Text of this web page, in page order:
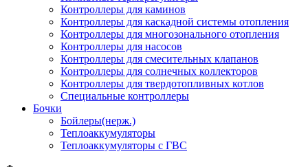
Контроллеры для каминов
Контроллеры для каскадной системы отопления
Контроллеры для многозонального отопления
Контроллеры для насосов
Контроллеры для смесительных клапанов
Контроллеры для солнечных коллекторов
Контроллеры для твердотопливных котлов
Специальные контроллеры
Бочки
Бойлеры(нерж.)
Теплоаккумуляторы
Теплоаккумуляторы с ГВС